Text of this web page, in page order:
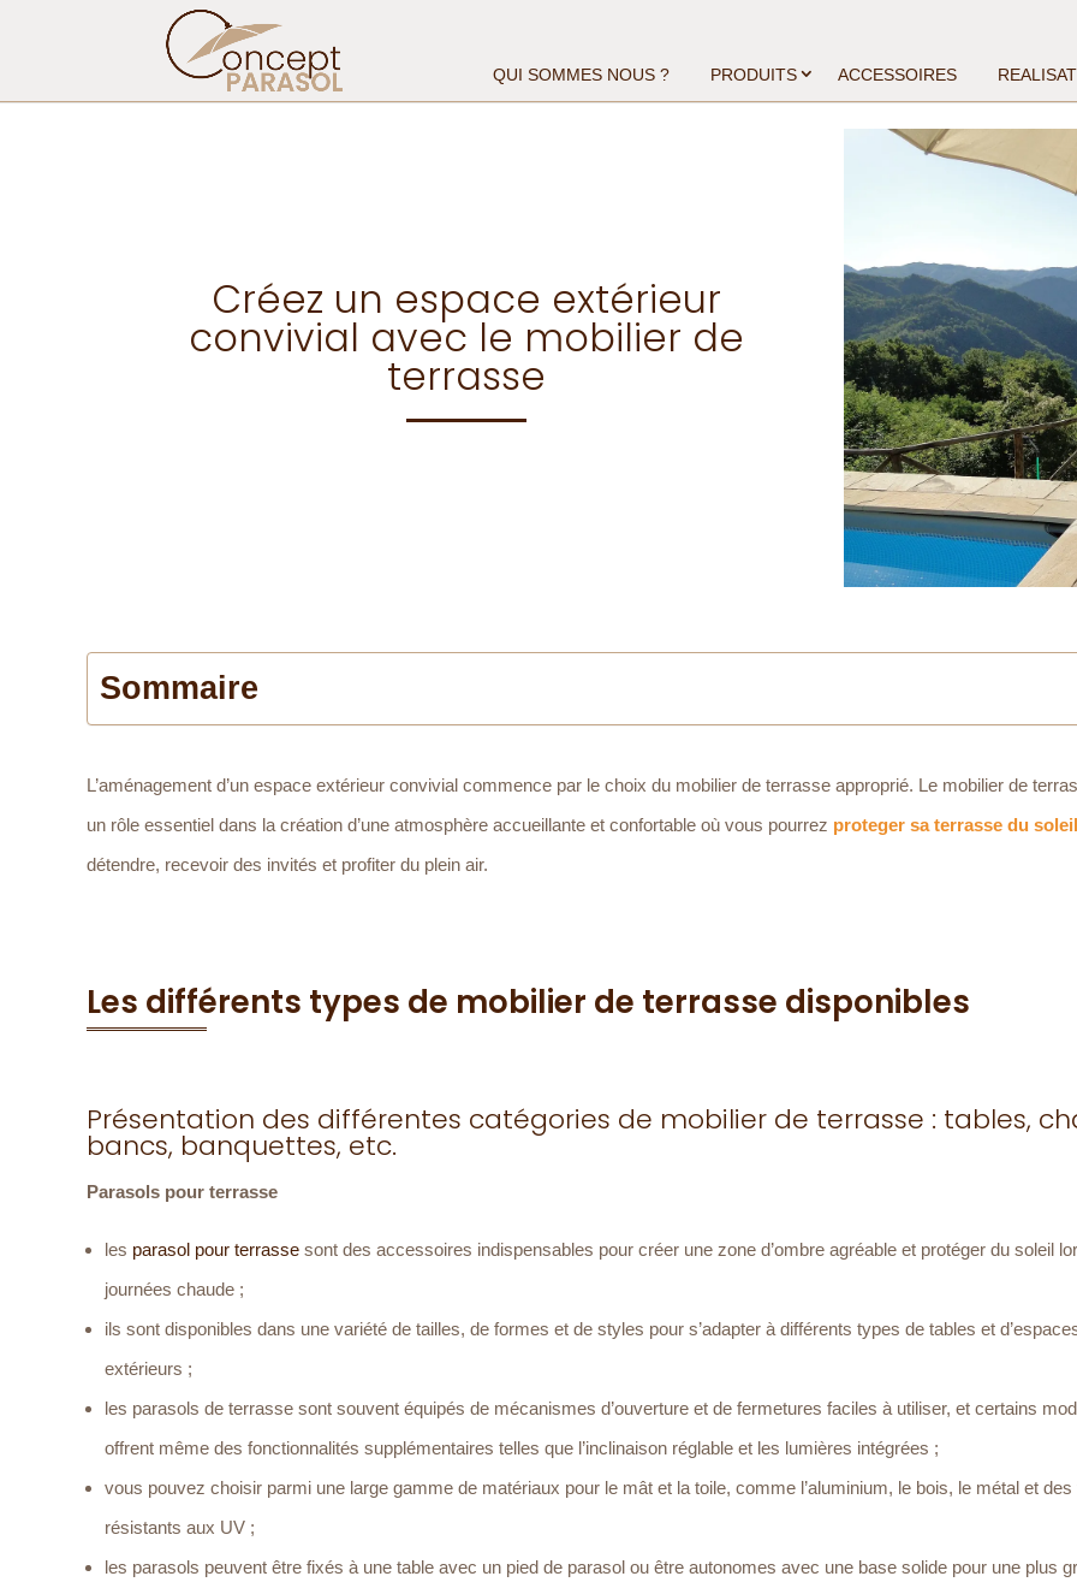
QUI SOMMES NOUS ? PRODUITS ACCESSOIRES
Créez un espace extérieur
convivial avec le mobilier de
terrasse
Sommaire
L’aménagement d’un espace extérieur convivial commence par le choix du mobilier de terrasse approprié. Le mobilier de
un rôle essentiel dans la création d’une atmosphère accueillante et confortable où vous pourrez proteger sa terrasse du soleil
détendre, recevoir des invités et profiter du plein air.
Les différents types de mobilier de terrasse disponibles
Présentation des différentes catégories de mobilier de terrasse : tables,
bancs, banquettes, etc.
Parasols pour terrasse
les parasol pour terrasse sont des accessoires indispensables pour créer une zone d’ombre agréable et protéger du soleil
journées chaude ;
ils sont disponibles dans une variété de tailles, de formes et de styles pour s’adapter à différents types de tables et
extérieurs ;
les parasols de terrasse sont souvent équipés de mécanismes d’ouverture et de fermetures faciles à utiliser, et certains
offrent même des fonctionnalités supplémentaires telles que l’inclinaison réglable et les lumières intégrées ;
vous pouvez choisir parmi une large gamme de matériaux pour le mât et la toile, comme l’aluminium, le bois, le métal et
résistants aux UV ;
les parasols peuvent être fixés à une table avec un pied de parasol ou être autonomes avec une base solide pour une plus